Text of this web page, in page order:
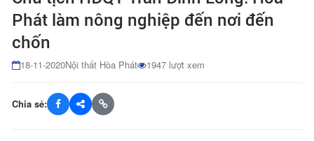
Phát làm nông nghiệp đến nơi đến
chốn
18-11-2020Nội thất Hòa Phát 1947 lượt xem
Chia sẻ: